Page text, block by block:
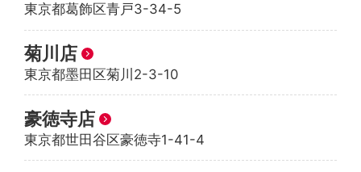
東京都葛飾区青戸3-34-5
菊川店
東京都墨田区菊川2-3-10
豪徳寺店
東京都世田谷区豪徳寺1-41-4